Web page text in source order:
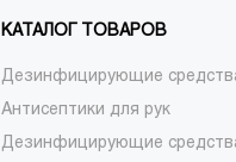
КАТАЛОГ ТОВАРОВ
Дезинфицирующие
Антисептики для рук
Дезинфицирующие